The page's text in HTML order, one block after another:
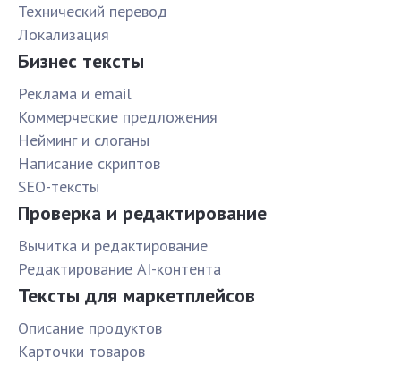
Технический перевод
Локализация
Бизнес тексты
Реклама и email
Коммерческие предложения
Нейминг и слоганы
Написание скриптов
SEO-тексты
Проверка и редактирование
Вычитка и редактирование
Редактирование AI-контента
Тексты для маркетплейсов
Описание продуктов
Карточки товаров